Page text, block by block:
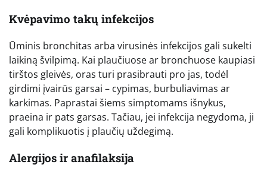
Kvėpavimo takų infekcijos
Ūminis bronchitas arba virusinės infekcijos gali sukelti
laikiną švilpimą. Kai plaučiuose ar bronchuose kaupiasi
tirštos gleivės, oras turi prasibrauti pro jas, todėl
girdimi įvairūs garsai – cypimas, burbuliavimas ar
karkimas. Paprastai šiems simptomams išnykus,
praeina ir pats garsas. Tačiau, jei infekcija negydoma, ji
gali komplikuotis į plaučių uždegimą.
Alergijos ir anafilaksija